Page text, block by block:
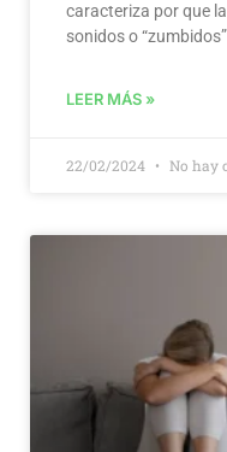
caracteriza por que
sonidos o
LEER MÁS »
22/02/2024 No hay